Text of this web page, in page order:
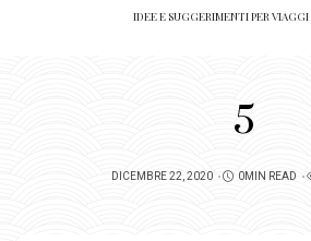
IDEE E SUGGERIMENTI PER VIAGGI
5
POSTED
DICEMBRE 22, 2020 0MIN READ